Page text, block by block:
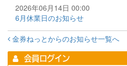
2026年06月14日 00:00
6月休業日のお知らせ
金券ねっとからのお知らせ一覧へ
会員ログイン